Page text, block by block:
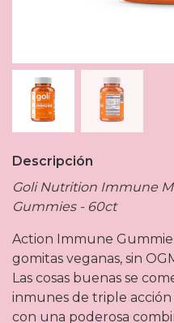
Descripción
Goli Nutrition Immune
Gummies - 60ct
Action Immune
gomitas veganas, sin
Las cosas buenas se
inmunes de triple
con una poderosa